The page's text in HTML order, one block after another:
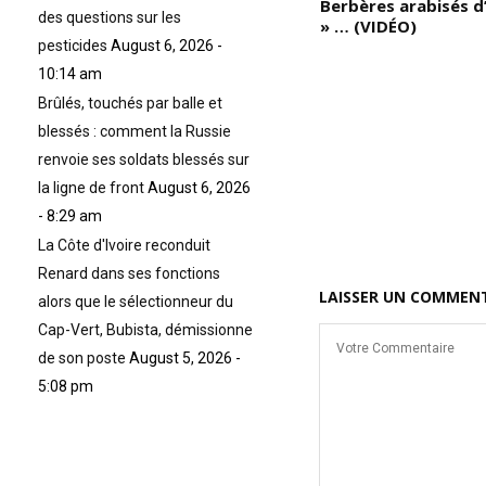
Et tout particulièrement pour
les peuples d’Afrique ?? Si vous
êtes incapable de voir les
choses au-delà de leurs simples
que vous êtes déjà mort
mentalement; dites-vous que
vous n’avez pas su reconnaître
le danger qui vous guette » …
(VIDÉO)
Berbères arabisés
» … (VIDÉO)
LAISSER UN
des questions sur les
pesticides August 6, 2026 -
10:14 am
Brûlés, touchés par balle et
blessés : comment la Russie
renvoie ses soldats blessés sur
la ligne de frontAugust 6, 2026
- 8:29 am
La Côte d'Ivoire reconduit
Renard dans ses fonctions
alors que le sélectionneur du
Cap-Vert, Bubista, démissionne
de son poste August 5, 2026 -
5:08 pm